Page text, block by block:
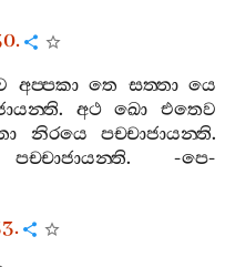
අප‍්පකා තෙ සත‍්තා යෙ
. අථ ඛො
එතෙව
නිරයෙ පච‍්චාජායන‍්ති.
පච‍්චාජායන‍්ති. -පෙ-